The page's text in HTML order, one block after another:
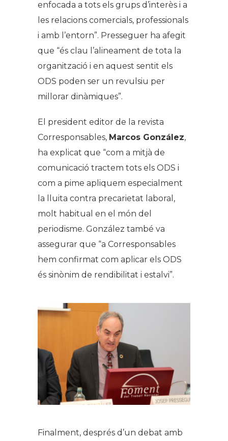
enfocada a tots els grups d’interès i a
les relacions comercials, professionals
i amb l’entorn”. Presseguer ha afegit
que “és clau l’alineament de tota la
organització i en aquest sentit els
ODS poden ser un revulsiu per
millorar dinàmiques”.
El president editor de la revista
Corresponsables, Marcos González,
ha explicat que “com a mitjà de
comunicació tractem tots els ODS i
com a pime apliquem especialment
la lluita contra precarietat laboral,
molt habitual en el món del
periodisme. González també va
assegurar que “a Corresponsables
hem confirmat com aplicar els ODS
és sinònim de rendibilitat i estalvi”.
Finalment, després d’un debat amb